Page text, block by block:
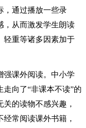
，通过播放一些录
，从而激发学生朗读
轻重等诸多因素加于
强课外阅读。中小学
向了“非课本不读”的
的读物不感兴趣，
常阅读课外书籍，